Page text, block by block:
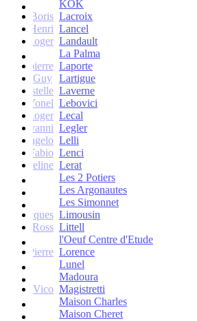
KOK
Jean-Boris Lacroix
Henri Lancel
Roger Landault
La Palma
Jean-pierre Laporte
Guy Lartigue
et Estelle Laverne
Yonel Lebovici
Roger Lecal
Giovanni Legler
Angelo Lelli
Fabio Lenci
Jacqueline Lerat
Les 2 Potiers
Les Argonautes
Les Simonnet
Jacques Limousin
Ross Littell
l'Oeuf Centre d'Etude
Jean-Pierre Lorence
Lunel
Madoura
Vico Magistretti
Maison Charles
Maison Cheret